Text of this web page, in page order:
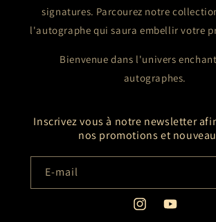
signatures. Parcourez notre
l'autographe qui saura embellir votre
Bienvenue dans l'univers
autographes.
Inscrivez vous à notre newsletter
nos promotions et
E-mail
InstagramYouTube